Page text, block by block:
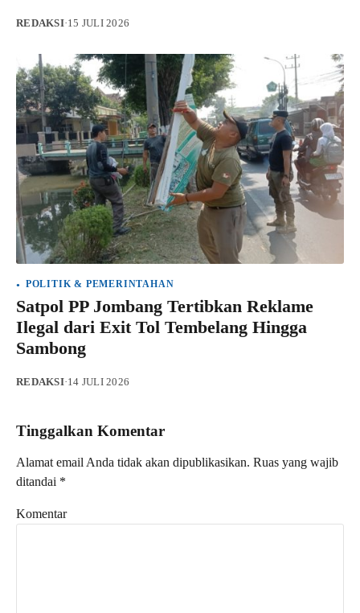
REDAKSI·15 JULI 2026
POLITIK & PEMERINTAHAN
Satpol PP Jombang Tertibkan Reklame
Ilegal dari Exit Tol Tembelang Hingga
Sambong
REDAKSI·14 JULI 2026
Tinggalkan Komentar
Alamat email Anda tidak akan dipublikasikan. Ruas yang wajib
ditandai *
Komentar